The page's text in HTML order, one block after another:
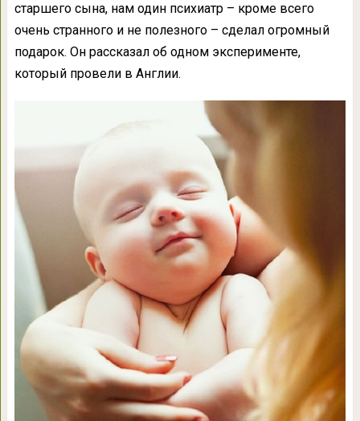
старшего сына, нам один психиатр – кроме всего
очень странного и не полезного – сделал огромный
подарок. Он рассказал об одном эксперименте,
который провели в Англии.